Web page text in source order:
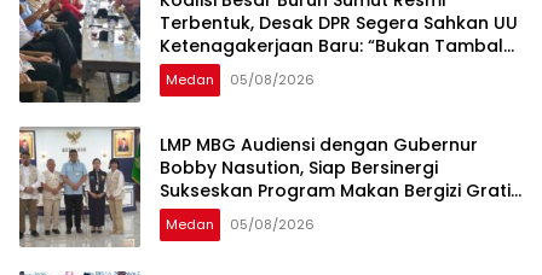
Terbentuk, Desak DPR Segera Sahkan UU
Ketenagakerjaan Baru: “Bukan Tambal
Sulam, Tapi Perubahan Total”
Medan 05/08/2026
LMP MBG Audiensi dengan Gubernur
Bobby Nasution, Siap Bersinergi
Sukseskan Program Makan Bergizi Gratis
di Sumatera Utara
Medan 05/08/2026